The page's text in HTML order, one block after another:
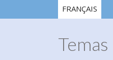
FRANÇAIS
Temas